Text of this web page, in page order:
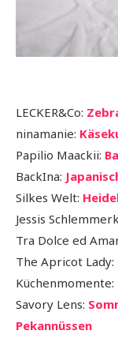
LECKER&Co:
ninamanie:
Papilio Maackii:
BackIna:
Silkes Welt:
Jessis
Tra Dolce ed
The Apricot Lady:
Küchenmomente:
Savory Lens:
Pekannüssen